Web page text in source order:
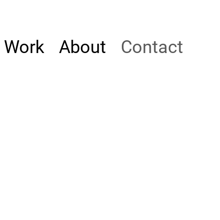
Work About Contact